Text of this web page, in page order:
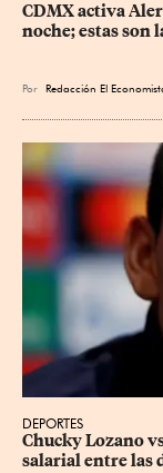
CDMX activa
noche; estas son
Por Redacción El
DEPORTES
Chucky Lozano
salarial entre las